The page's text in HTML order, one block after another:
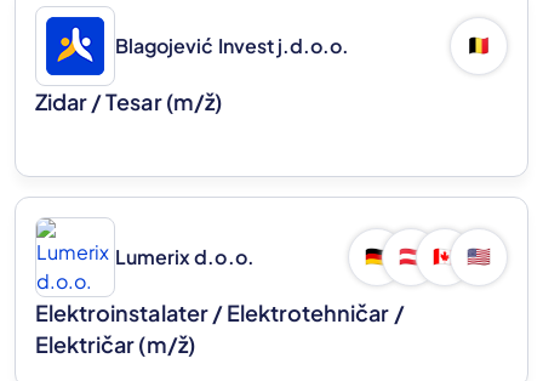
Blagojević Invest j.d.o.o. 🇧🇪
Zidar / Tesar(m/ž)
Lumerix d.o.o. 🇩🇪 🇦🇹 🇨🇦 🇺🇸
Elektroinstalater / Elektrotehničar /
Električar(m/ž)